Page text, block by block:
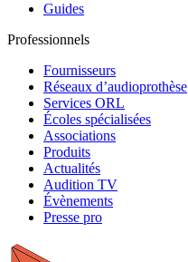
Guides
Professionnels
Fournisseurs
Réseaux d’audioprothèse
Services ORL
Écoles spécialisées
Associations
Produits
Actualités
Audition TV
Évènements
Presse pro